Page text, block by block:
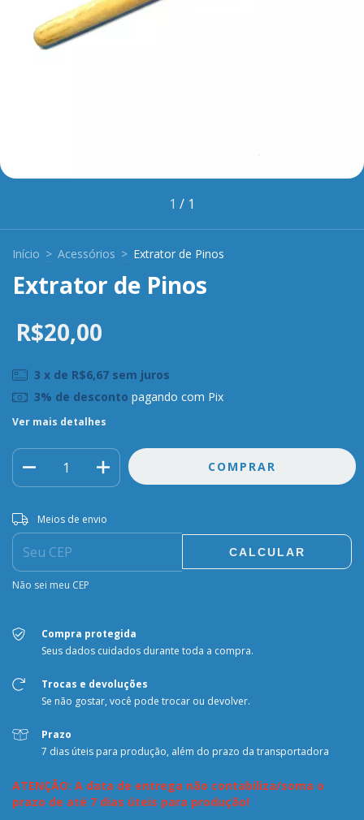
1 / 1
Início > Acessórios > Extrator de Pinos
Extrator de Pinos
R$20,00
3 x de R$6,67 sem juros
3% de desconto pagando com Pix
Ver mais detalhes
Entregas para o CEP:
Meios de envio
CALCULAR
Não sei meu CEP
Compra protegida
Seus dados cuidados durante toda a compra.
Trocas e devoluções
Se não gostar, você pode trocar ou devolver.
Prazo
7 dias úteis para produção, além do prazo da transportadora
ATENÇÃO: A data de entrega não contabiliza/soma o
prazo de até 7 dias úteis para produção!